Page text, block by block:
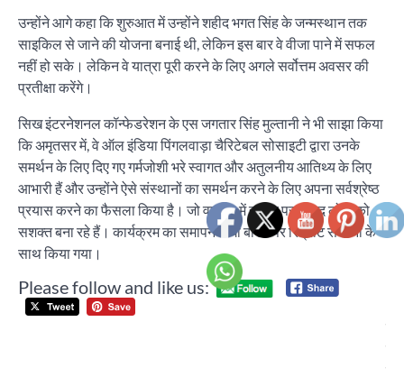
उन्होंने आगे कहा कि शुरुआत में उन्होंने शहीद भगत सिंह के जन्मस्थान तक
साइकिल से जाने की योजना बनाई थी, लेकिन इस बार वे वीजा पाने में सफल
नहीं हो सके। लेकिन वे यात्रा पूरी करने के लिए अगले सर्वोत्तम अवसर की
प्रतीक्षा करेंगे।
सिख इंटरनेशनल कॉन्फेडरेशन के एस जगतार सिंह मुल्तानी ने भी साझा किया
कि अमृतसर में, वे ऑल इंडिया पिंगलवाड़ा चैरिटेबल सोसाइटी द्वारा उनके
समर्थन के लिए दिए गए गर्मजोशी भरे स्वागत और अतुलनीय आतिथ्य के लिए
आभारी हैं और उन्होंने ऐसे संस्थानों का समर्थन करने के लिए अपना सर्वश्रेष्ठ
प्रयास करने का फैसला किया है। जो वास्तव में हाशिए पर मौजूद लोगों को
सशक्त बना रहे हैं। कार्यक्रम का समापन वाघा बॉर्डर पर रिट्रीट सेरेमनी के
साथ किया गया।
Please follow and like us:
Post